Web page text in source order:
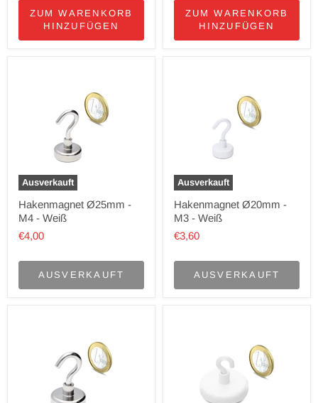
ZUM WARENKORB
HINZUFÜGEN
ZUM WARENKORB
HINZUFÜGEN
Ausverkauft
Hakenmagnet Ø25mm -
M4 - Weiß
€4,00
AUSVERKAUFT
Ausverkauft
Hakenmagnet Ø20mm -
M3 - Weiß
€3,60
AUSVERKAUFT